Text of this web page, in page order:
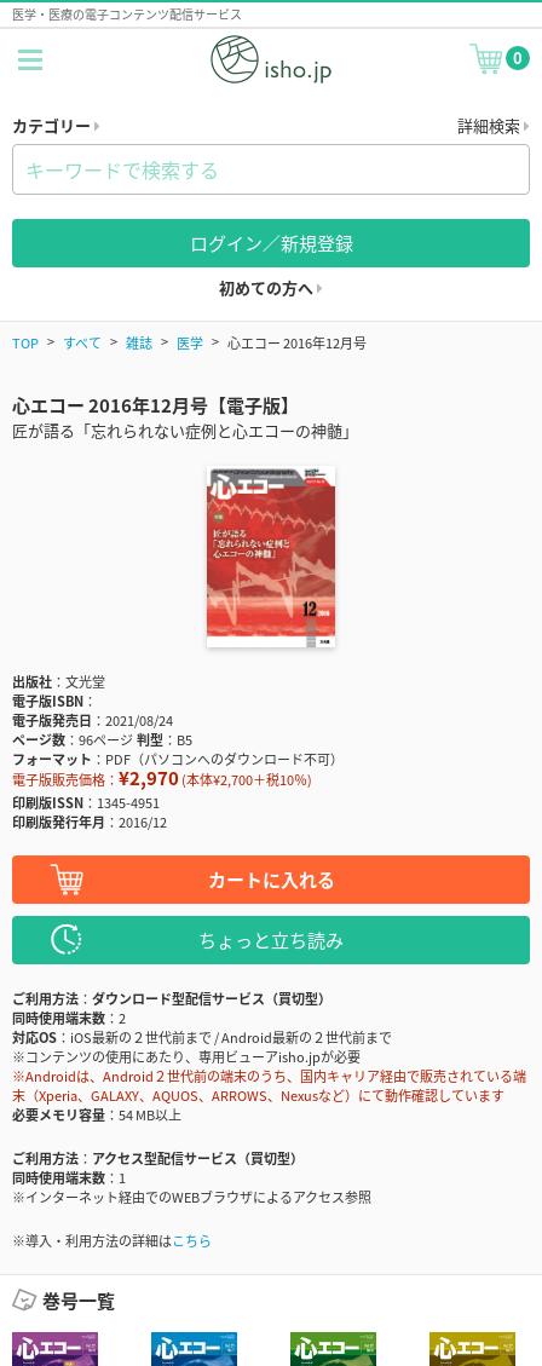
医学・医療の電子コンテンツ配信サービス
0
カテゴリー 詳細検索
ログイン／新規登録
初めての方へ
TOP すべて 雑誌 医学 心エコー 2016年12月号
心エコー 2016年12月号【電子版】
匠が語る「忘れられない症例と心エコーの神髄」
出版社
文光堂
電子版ISBN
電子版発売日
2021/08/24
ページ数
96ページ判型
B5
フォーマット
PDF（パソコンへのダウンロード不可）
電子版販売価格： ¥2,970(本体¥2,700＋税10％)
印刷版ISSN
1345-4951
印刷版発行年月
2016/12
カートに入れる
ちょっと立ち読み
ご利用方法
ダウンロード型配信サービス（買切型）
同時使用端末数
2
対応OS
iOS最新の２世代前まで / Android最新の２世代前まで
※コンテンツの使用にあたり、専用ビューアisho.jpが必要
※Androidは、Android２世代前の端末のうち、国内キャリア経由で販売されている端
末（Xperia、GALAXY、AQUOS、ARROWS、Nexusなど）にて動作確認しています
必要メモリ容量
54 MB以上
ご利用方法
アクセス型配信サービス（買切型）
同時使用端末数
1
※インターネット経由でのWEBブラウザによるアクセス参照
※導入・利用方法の詳細はこちら
巻号一覧